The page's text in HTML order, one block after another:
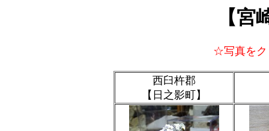
【宮
☆写真を
西臼杵郡
【日之影町】